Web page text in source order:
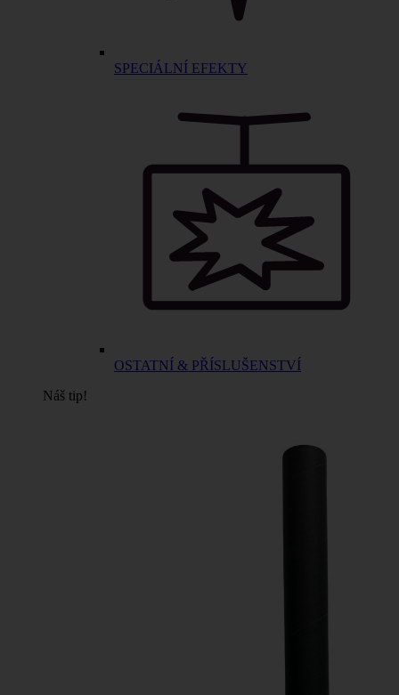
SPECIÁLNÍ EFEKTY
OSTATNÍ & PŘÍSLUŠENSTVÍ
Náš tip!